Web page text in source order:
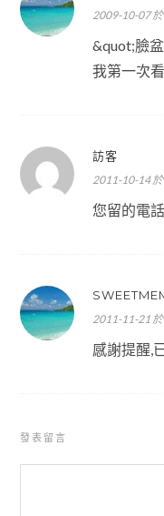
2009-10-07
&quot;臉
我第一次
訪客
2011-10-14
您留的電
2011-11-21
感謝提醒,
發表留言